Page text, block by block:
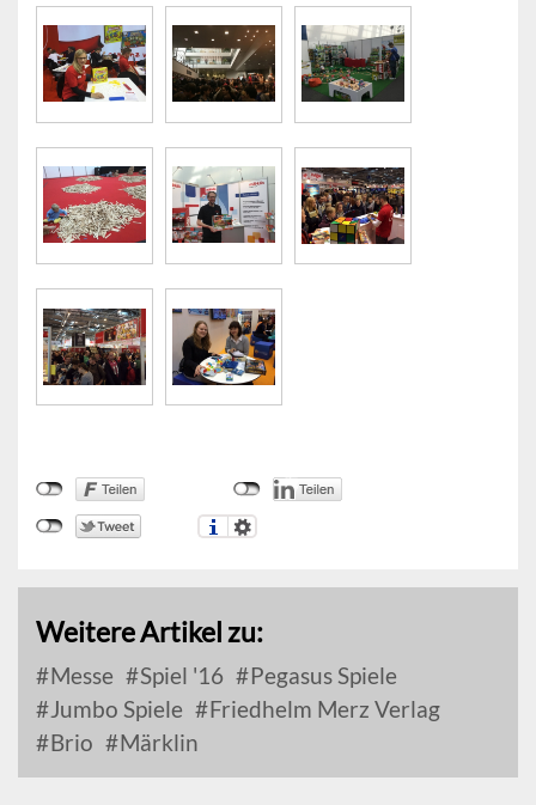
Weitere Artikel zu:
Messe Spiel '16
Pegasus Spiele
Jumbo Spiele
Friedhelm Merz Verlag
Brio
Märklin